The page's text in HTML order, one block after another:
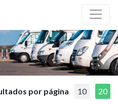
por página 10 20